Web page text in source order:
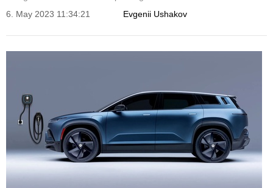
Evgenii Ushakov
6. May 2023 11:34:21